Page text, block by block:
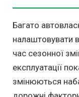
Багато
налаштовувати
час сезонної
експлуатації
змінюються